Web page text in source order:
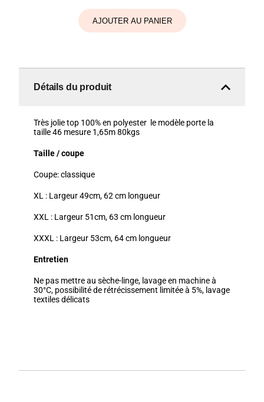
X’elles
Chacha
AJOUTER AU PANIER
Détails du produit
Très jolie top 100% en polyester le modèle porte la
taille 46 mesure 1,65m 80kgs
Taille / coupe
Coupe: classique
XL : Largeur 49cm, 62 cm longueur
XXL : Largeur 51cm, 63 cm longueur
XXXL : Largeur 53cm, 64 cm longueur
Entretien
Ne pas mettre au sèche-linge, lavage en machine à
30°C, possibilité de rétrécissement limitée à 5%, lavage
textiles délicats